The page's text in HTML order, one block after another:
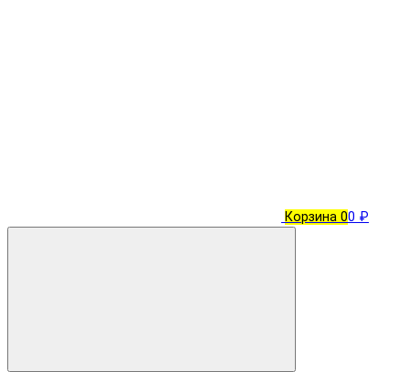
Корзина 00 ₽